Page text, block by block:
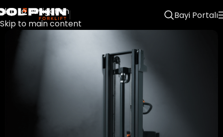
Skip to navigation
Skip to main content
Bayi Portalı